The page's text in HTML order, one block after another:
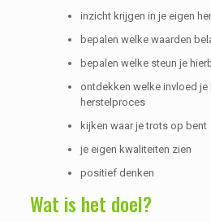
inzicht krijgen in je eigen
bepalen welke waarden
bepalen welke steun je
ontdekken welke invloed je
herstelproces
kijken waar je trots op bent
je eigen kwaliteiten zien
positief denken
Wat is het doel?